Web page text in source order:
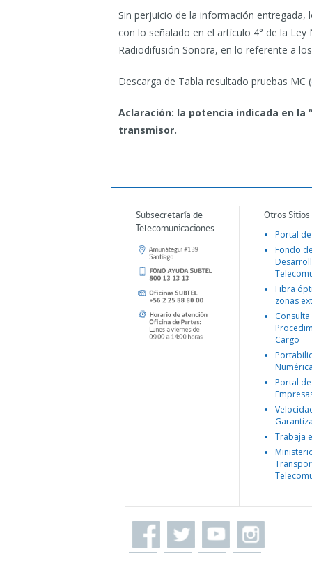
Sin perjuicio de la información
con lo señalado en el artículo 4° de la
Radiodifusión Sonora, en lo referente a
Descarga de Tabla resultado pruebas MC (
Aclaración: la potencia indicada en la
transmisor.
Subsecretaría de
Telecomunicaciones
Otros
Portal
Fondo
Fibra
zonas
Consulta
Cargo
Portal
Trabaja